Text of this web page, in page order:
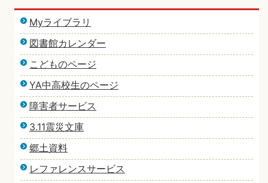
Myライブラリ
図書館カレンダー
こどものページ
YA中高校生のページ
障害者サービス
3.11震災文庫
郷土資料
レファレンスサービス